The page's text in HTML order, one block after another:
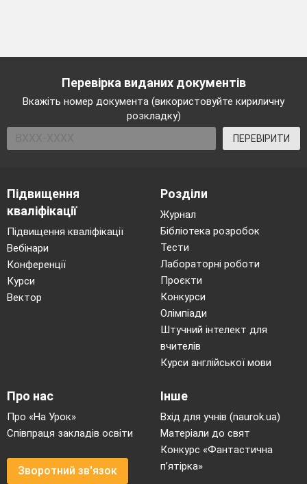
Перевірка виданих документів
Вкажіть номер документа (використовуйте кириличну
розкладку)
ПЕРЕВІРИТИ
Підвищення
кваліфікації
Підвищення кваліфікації
Вебінари
Конференції
Курси
Вектор
Розділи
Журнал
Бібліотека розробок
Тести
Лабораторні роботи
Проєкти
Конкурси
Олімпіади
Штучний інтелект для
вчителів
Курси англійської мови
Про нас
Про «На Урок»
Співпраця закладів освіти
Зворотний зв'язок
Інше
Вхід для учнів (naurok.ua)
Матеріали до свят
Конкурс «Фантастична
п’ятірка»